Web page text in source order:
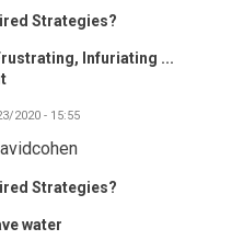
Strategies?
Infuriating ...
2020 - 15:55
Strategies?
water